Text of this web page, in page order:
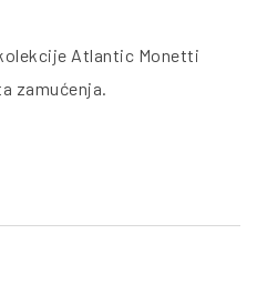
kolekcije Atlantic Monetti
zamućenja.